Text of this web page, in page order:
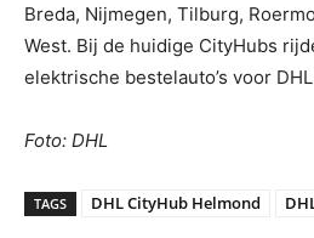
Breda, Nijmegen, Tilburg,
West. Bij de huidige CityHubs
elektrische bestelauto’s voor
Foto: DHL
TAGS DHL CityHub Helmond